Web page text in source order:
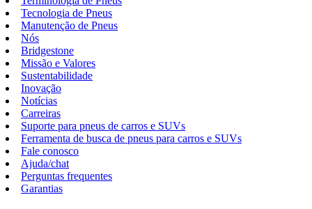
Tecnologia de Pneus
Manutenção de Pneus
Nós
Bridgestone
Missão e Valores
Sustentabilidade
Inovação
Notícias
Carreiras
Suporte para pneus de carros e SUVs
Ferramenta de busca de pneus para carros e SUVs
Fale conosco
Ajuda/chat
Perguntas frequentes
Garantias